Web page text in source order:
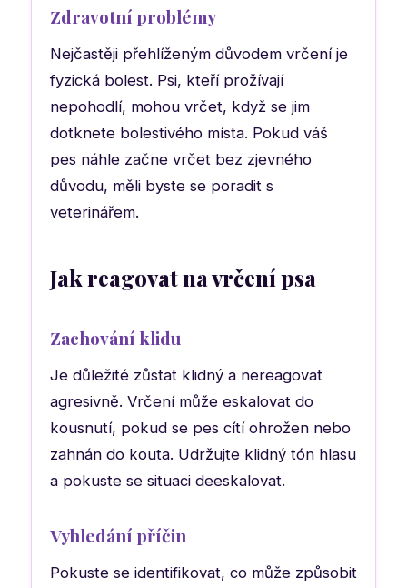
Zdravotní problémy
Nejčastěji přehlíženým důvodem vrčení je
fyzická bolest. Psi, kteří prožívají
nepohodlí, mohou vrčet, když se jim
dotknete bolestivého místa. Pokud váš
pes náhle začne vrčet bez zjevného
důvodu, měli byste se poradit s
veterinářem.
Jak reagovat na vrčení psa
Zachování klidu
Je důležité zůstat klidný a nereagovat
agresivně. Vrčení může eskalovat do
kousnutí, pokud se pes cítí ohrožen nebo
zahnán do kouta. Udržujte klidný tón hlasu
a pokuste se situaci deeskalovat.
Vyhledání příčin
Pokuste se identifikovat, co může způsobit